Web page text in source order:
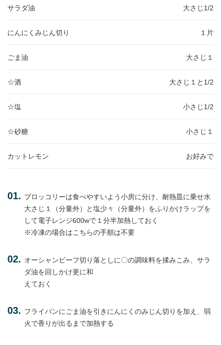
サラダ油 大さじ1/2
にんにくみじん切り １片
ごま油 大さじ１
☆酒 大さじ１と1/2
☆塩 小さじ1/2
☆砂糖 小さじ１
カットレモン お好みで
ブロッコリーは食べやすいよう小房に分け、耐熱皿に乗せ水
大さじ１（分量外）と塩少々（分量外）をふりかけラップを
して電子レンジ600wで１分半加熱しておく
※冷凍の場合はこちらの手順は不要
オーシャンビーフ切り落としに〇の調味料を揉みこみ、サラ
ダ油を回しかけ更に和
えておく
フライパンにごま油を引きにんにくのみじん切りを加え、弱
火で香りが出るまで加熱する